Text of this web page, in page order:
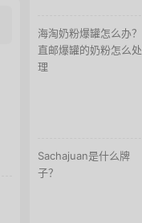
海淘奶粉爆罐怎么办？
直邮爆罐的奶粉怎么处
理
Sachajuan是什么牌
子？